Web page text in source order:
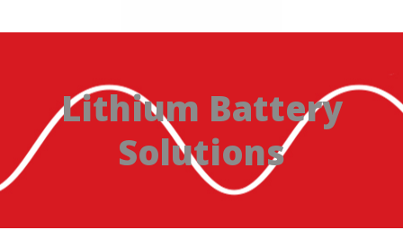
Lithium Battery
Solutions